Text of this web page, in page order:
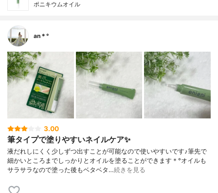
ポニキウムオイル
an＊°
3.00
筆タイプで塗りやすいネイルケア✨
液だれしにくく少しずつ出すことが可能なので使いやすいです♪筆先で
細かいところまでしっかりとオイルを塗ることができます＊°オイルも
サラサラなので塗った後もベタベタ…続きを見る